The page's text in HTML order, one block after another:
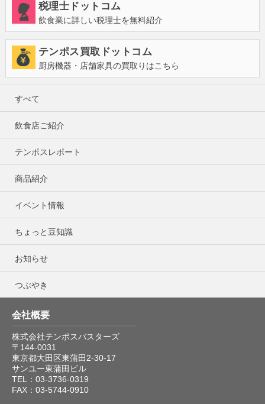
税理士ドットコム
飲食業に詳しい税理士を無料紹介
テンポス買取ドットコム
厨房機器・店舗家具の買取りはこちら
すべて
飲食店ご紹介
テンポスレポート
商品紹介
イベント情報
ちょっと豆知識
お知らせ
つぶやき
会社概要
株式会社テンポスバスターズ
〒144-0031
東京都大田区東蒲田2-30-17
サンユー東蒲田ビル
TEL：03-3736-0319
FAX：03-5744-0910